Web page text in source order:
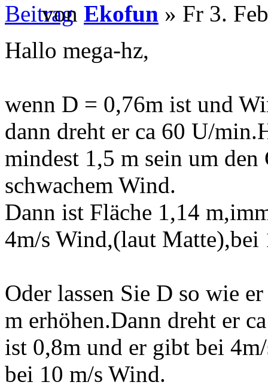
von Ekofun » Fr 3.
Hallo mega-hz,
wenn D = 0,76m ist und
dann dreht er ca 60 U/
mindest 1,5 m sein um
schwachem Wind.
Dann ist Fläche 1,14
4m/s Wind,(laut Matte),bei
Oder lassen Sie D so wie
m erhöhen.Dann dreht er
ist 0,8m und er gibt bei
bei 10 m/s Wind.